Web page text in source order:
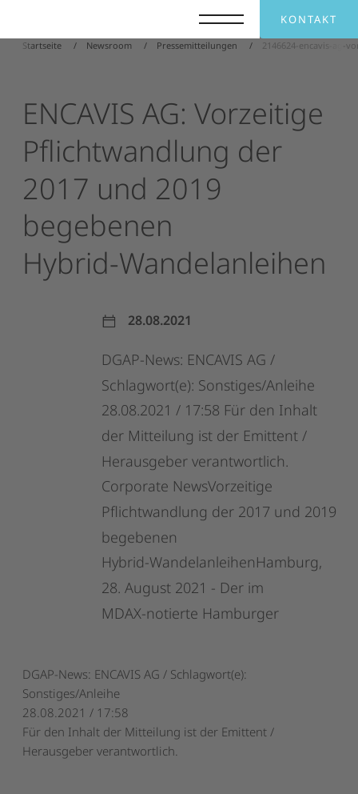
KONTAKT
Startseite Newsroom Pressemitteilungen 2146624-encavis-ag-
ENCAVIS AG: Vorzeitige
Pflichtwandlung der
2017 und 2019
begebenen
Hybrid-Wandelanleihen
28.08.2021
DGAP-News: ENCAVIS AG /
Schlagwort(e): Sonstiges/Anleihe
28.08.2021 / 17:58 Für den Inhalt
der Mitteilung ist der Emittent /
Herausgeber verantwortlich.
Corporate NewsVorzeitige
Pflichtwandlung der 2017 und 2019
begebenen
Hybrid-WandelanleihenHamburg,
28. August 2021 - Der im
MDAX-notierte Hamburger
DGAP-News: ENCAVIS AG / Schlagwort(e):
Sonstiges/Anleihe
28.08.2021 / 17:58
Für den Inhalt der Mitteilung ist der Emittent /
Herausgeber verantwortlich.